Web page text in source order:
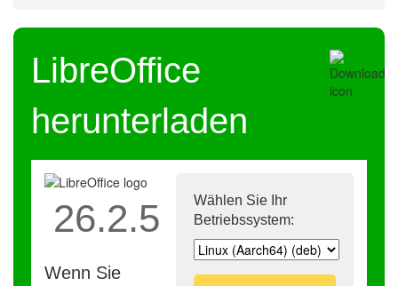
LibreOffice
herunterladen
Wählen Sie Ihr
Betriebssystem:
26.2.5
Wenn Sie